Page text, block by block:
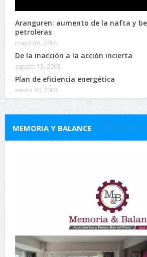
Aranguren: aumento de la nafta y
petroleras
mayo 06, 2016
De la inacción a la acción incierta
agosto 13, 2008
Plan de eficiencia energética
enero 30, 2008
MEMORIA Y BALANCE